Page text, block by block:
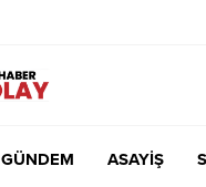
GÜNDEM ASAYİŞ